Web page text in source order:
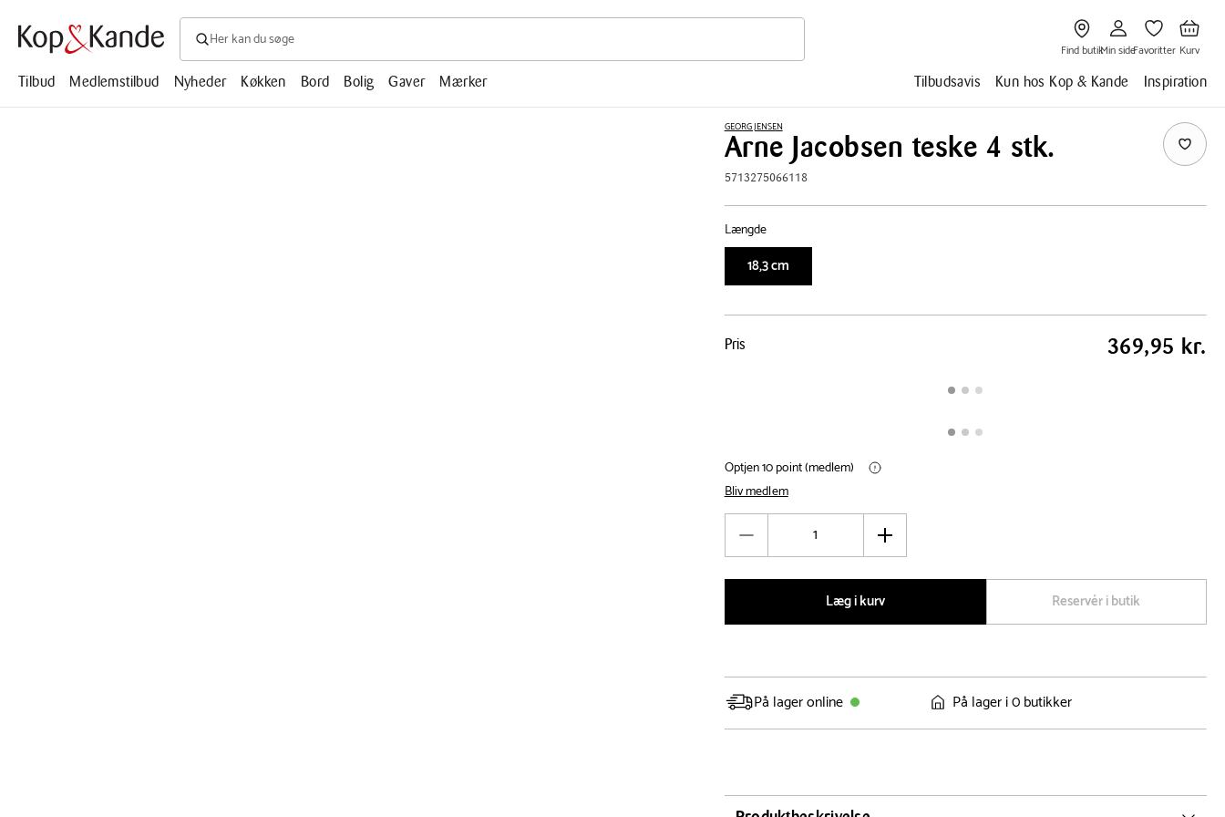
Søg efter produkter, artikler, opskrifter, mm.
Søg
efter
artikler,
Gå
til
Find
butik
Find butik
til
Min
side
Min side
til
Favoritter
Favoritter
til
Kurv
Kurv
Tilbud
Medlemstilbud Nyheder Køkken Bord Bolig Gaver Mærker Tilbudsavis Kun hos Kop & Kande Inspiration
GEORG JENSEN
Arne Jacobsen teske 4 stk.
5713275066118
Længde
18,3 cm
Pris
Pris 369,95 kr.
Optjen 10 point (medlem)
Bliv medlem
Øg
Læg i kurv
Reservér i butik
På lager online På lager i 0 butikker